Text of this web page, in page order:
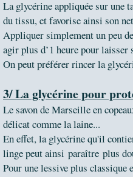
La glycérine appliquée sur une
du tissu, et favorise ainsi son
Appliquer simplement un peu
agir plus d’1 heure pour laisser
On peut préférer rincer la
3/ La glycérine pour
Le savon de Marseille en
délicat comme la laine...
En effet, la glycérine qu'il
linge peut ainsi paraître plus
Pour une lessive plus classique